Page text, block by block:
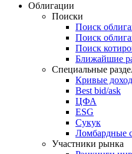
Облигации
Поиски
Поиск
Поиск
Поиск
Ближайшие
Специальные
Кривые
Best bid/ask
ЦФА
ESG
Сукук
Ломбардные
Участники рынка